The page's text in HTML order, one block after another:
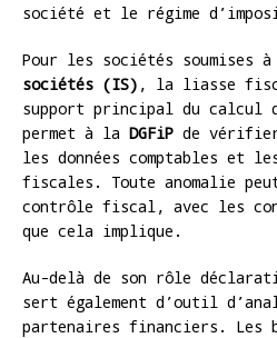
société et le régime
Pour les sociétés soumises
sociétés (IS) , la liasse
support principal du calcul
permet à la DGFiP de
les données comptables et
fiscales. Toute anomalie
contrôle fiscal, avec les
que cela implique.
Au-delà de son rôle
sert également d’outil
partenaires financiers. Les